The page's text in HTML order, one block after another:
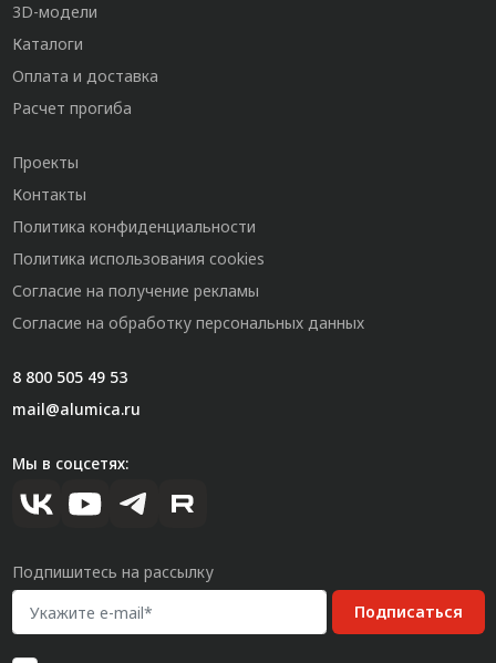
3D-модели
Каталоги
Оплата и доставка
Расчет прогиба
Проекты
Контакты
Политика конфиденциальности
Политика использования cookies
Согласие на получение рекламы
Согласие на обработку персональных данных
8 800 505 49 53
mail@alumica.ru
Мы в соцсетях:
Подпишитесь на рассылку
Подписаться